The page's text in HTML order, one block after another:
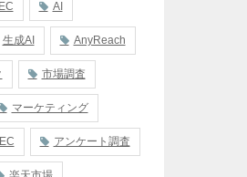
EC AI
生成AI AnyReach
市場調査
マーケティング
アンケート調査